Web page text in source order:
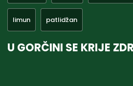
limun patlidžan
U GORČINI SE KRIJE